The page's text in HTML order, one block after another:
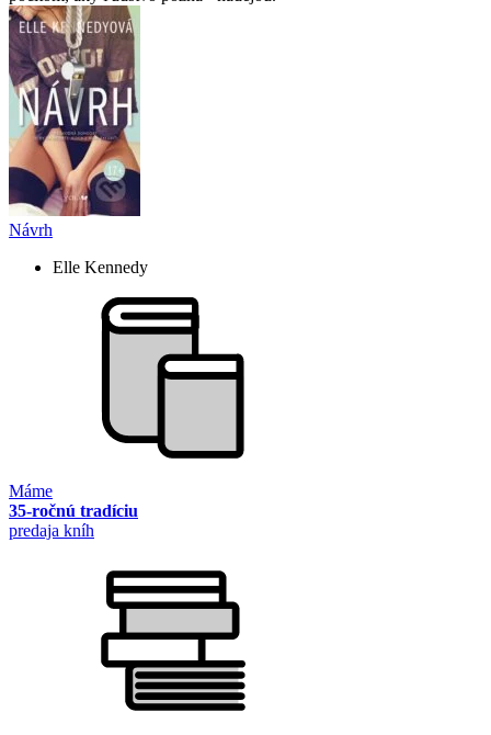
Návrh
Elle Kennedy
Máme
35-ročnú tradíciu
predaja kníh